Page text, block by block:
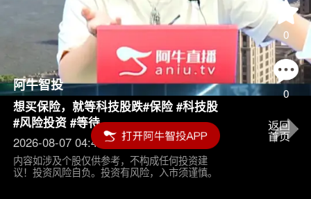
0
0
阿牛智投
想买保险，就等科技股跌#保险 #科技股
#风险投资 #等待
2026-08-07 04:45
内容如涉及个股仅供参考，不构成任何投资建
议！投资风险自负。投资有风险，入市须谨慎。